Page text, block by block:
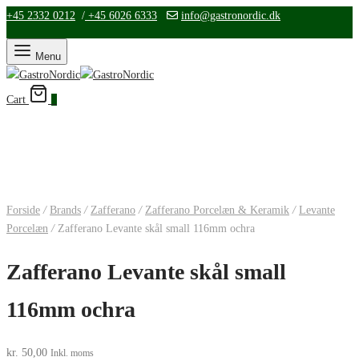
+45 2332 0212 / +45 6026 6333 info@gastronordic.dk
Menu
Cart
Forside / Brands / Zafferano / Zafferano Porcelæn & Keramik / Levante
Porcelæn /Zafferano Levante skål small 116mm ochra
Zafferano Levante skål small
116mm ochra
kr. 50,00 Inkl. moms